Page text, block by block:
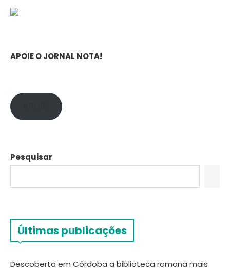
APOIE O JORNAL NOTA!
Pesquisar
Últimas publicações
Descoberta em Córdoba a biblioteca romana mais